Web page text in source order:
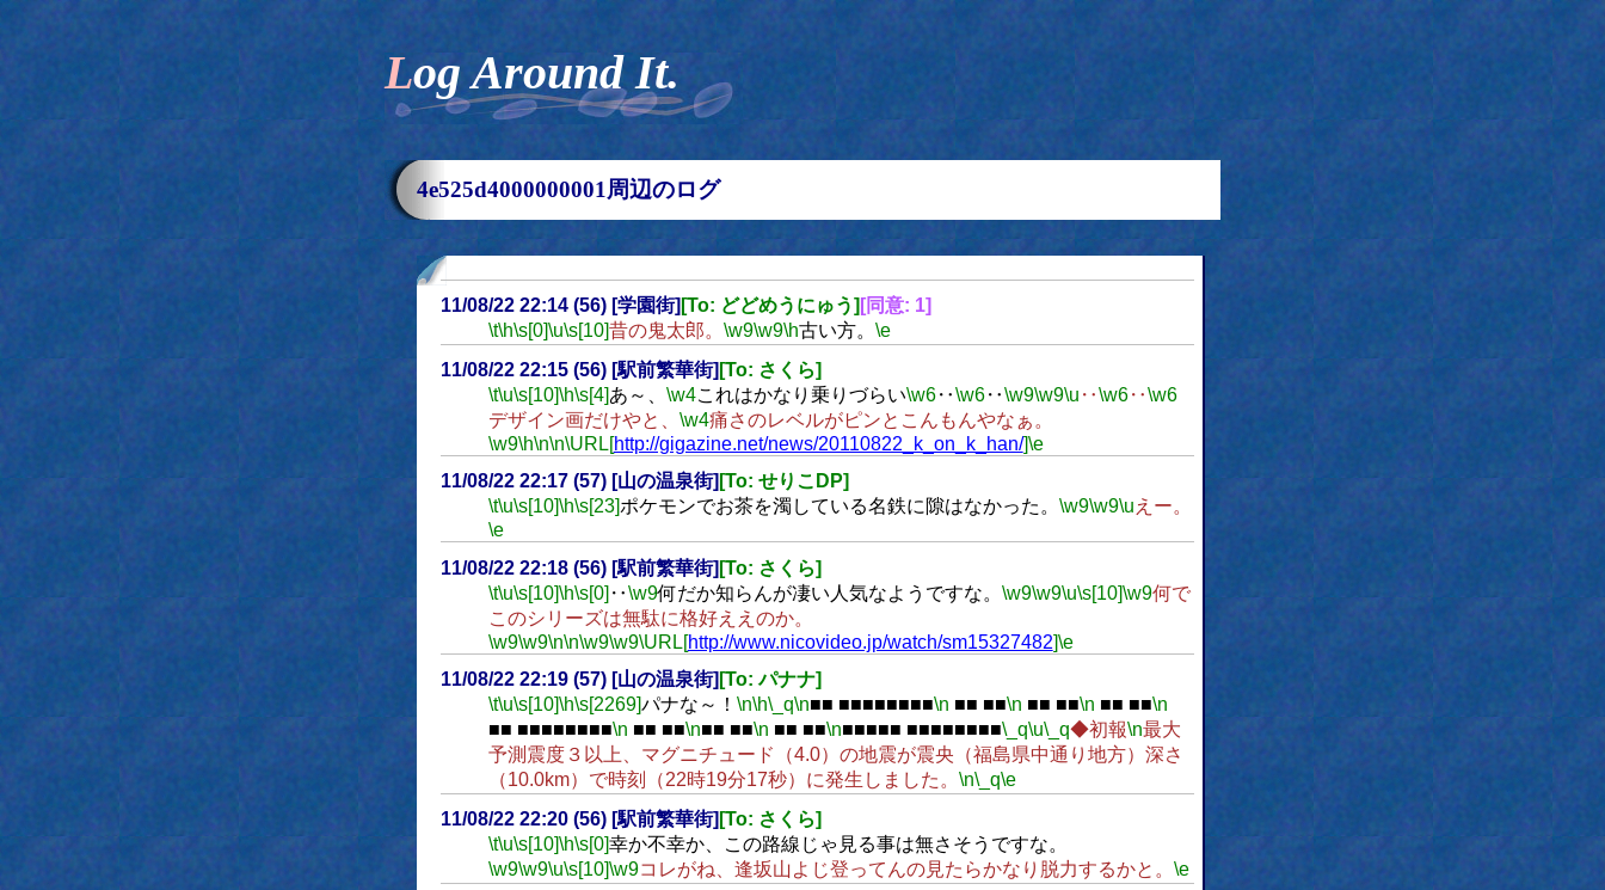
Log Around It.
4e525d4000000001周辺のログ
11/08/22 22:14 (56) [学園街] [To: どどめうにゅう] [同意: 1]
\t\h\s[0]\u\s[10]昔の鬼太郎。 \w9\w9\h古い方。 \e
11/08/22 22:15 (56) [駅前繁華街] [To: さくら]
\t\u\s[10]\h\s[4]あ～、 \w4これはかなり乗りづらい\w6‥\w6‥\w9\w9\u ‥\w6‥\w6
デザイン画だけやと、 \w4痛さのレベルがピンとこんもんやなぁ。
\w9\h\n\n\URL[http://gigazine.net/news/20110822_k_on_k_han/]\e
11/08/22 22:17 (57) [山の温泉街] [To: せりこDP]
\t\u\s[10]\h\s[23]ポケモンでお茶を濁している名鉄に隙はなかった。 \w9\w9\u えー。
\e
11/08/22 22:18 (56) [駅前繁華街] [To: さくら]
\t\u\s[10]\h\s[0] ‥\w9何だか知らんが凄い人気なようですな。 \w9\w9\u\s[10]\w9何で
このシリーズは無駄に格好ええのか。
\w9\w9\n\n\w9\w9\URL[http://www.nicovideo.jp/watch/sm15327482]\e
11/08/22 22:19 (57) [山の温泉街] [To: パナナ]
\t\u\s[10]\h\s[2269]パナな～！ \n\h\_q\n■■ ■■■■■■■■\n ■■ ■■\n ■■ ■■\n ■■ ■■\n
■■ ■■■■■■■■\n ■■ ■■\n■■ ■■\n ■■ ■■\n■■■■■ ■■■■■■■■\_q\u\_q◆初報\n最大
予測震度３以上、マグニチュード（4.0）の地震が震央（福島県中通り地方）深さ
（10.0km）で時刻（22時19分17秒）に発生しました。 \n\_q\e
11/08/22 22:20 (56) [駅前繁華街] [To: さくら]
\t\u\s[10]\h\s[0]幸か不幸か、この路線じゃ見る事は無さそうですな。
\w9\w9\u\s[10]\w9コレがね、逢坂山よじ登ってんの見たらかなり脱力するかと。 \e